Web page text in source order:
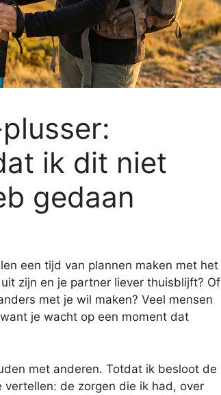
ik dit niet
gedaan
een tijd van plannen maken met het
zijn en je partner liever thuisblijft? Of
met je wil maken? Veel mensen
je wacht op een moment dat
met anderen. Totdat ik besloot de
vertellen: de zorgen die ik had, over